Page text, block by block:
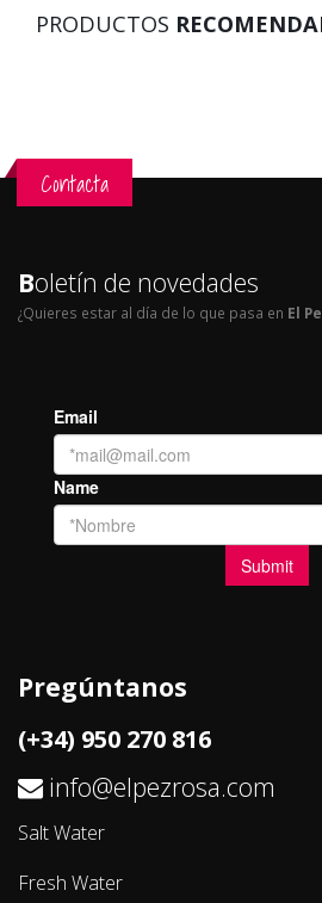
PRODUCTOS
Contacta
Boletín de novedades
¿Quieres estar al día de lo que pasa en El
Pregúntanos
(+34) 950 270 816
info@elpezrosa.com
Salt Water
Fresh Water